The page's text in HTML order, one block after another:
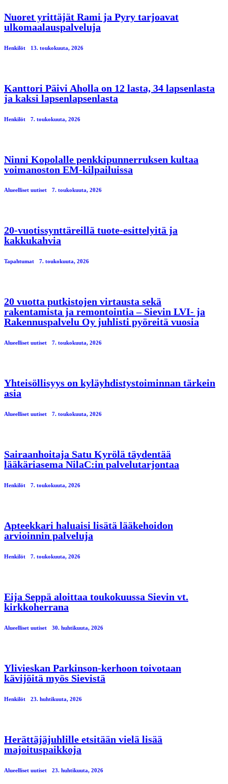
Nuoret yrittäjät Rami ja Pyry tarjoavat
ulkomaalauspalveluja
Henkilöt 13. toukokuuta, 2026
Kanttori Päivi Aholla on 12 lasta, 34 lapsenlasta
ja kaksi lapsenlapsenlasta
Henkilöt 7. toukokuuta, 2026
Ninni Kopolalle penkkipunnerruksen kultaa
voimanoston EM-kilpailuissa
Alueelliset uutiset 7. toukokuuta, 2026
20-vuotissynttäreillä tuote-esittelyitä ja
kakkukahvia
Tapahtumat 7. toukokuuta, 2026
20 vuotta putkistojen virtausta sekä
rakentamista ja remontointia – Sievin LVI- ja
Rakennuspalvelu Oy juhlisti pyöreitä vuosia
Alueelliset uutiset 7. toukokuuta, 2026
Yhteisöllisyys on kyläyhdistystoiminnan tärkein
asia
Alueelliset uutiset 7. toukokuuta, 2026
Sairaanhoitaja Satu Kyrölä täydentää
lääkäriasema NilaC:in palvelutarjontaa
Henkilöt 7. toukokuuta, 2026
Apteekkari haluaisi lisätä lääkehoidon
arvioinnin palveluja
Henkilöt 7. toukokuuta, 2026
Eija Seppä aloittaa toukokuussa Sievin vt.
kirkkoherrana
Alueelliset uutiset 30. huhtikuuta, 2026
Ylivieskan Parkinson-kerhoon toivotaan
kävijöitä myös Sievistä
Henkilöt 23. huhtikuuta, 2026
Herättäjäjuhlille etsitään vielä lisää
majoituspaikkoja
Alueelliset uutiset 23. huhtikuuta, 2026